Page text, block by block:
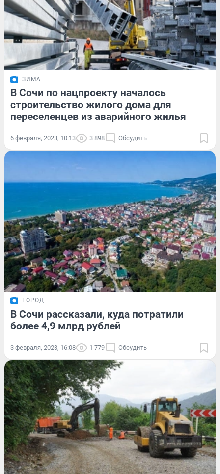
ЗИМА
В Сочи по нацпроекту началось
строительство жилого дома для
переселенцев из аварийного жилья
6 февраля, 2023, 10:13 3 898 Обсудить
ГОРОД
В Сочи рассказали, куда потратили
более 4,9 млрд рублей
3 февраля, 2023, 16:08 1 779 Обсудить